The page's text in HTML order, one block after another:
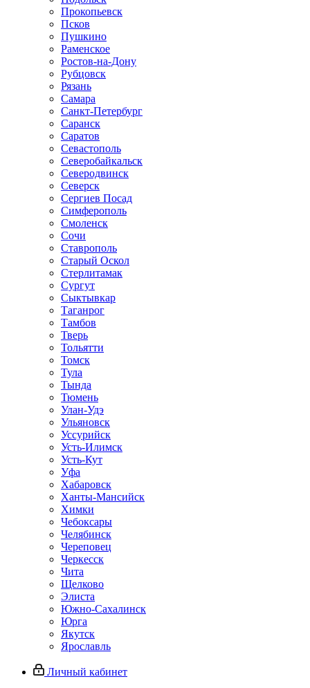
Прокопьевск
Псков
Пушкино
Раменское
Ростов-на-Дону
Рубцовск
Рязань
Самара
Санкт-Петербург
Саранск
Саратов
Севастополь
Северобайкальск
Северодвинск
Северск
Сергиев Посад
Симферополь
Смоленск
Сочи
Ставрополь
Старый Оскол
Стерлитамак
Сургут
Сыктывкар
Таганрог
Тамбов
Тверь
Тольятти
Томск
Тула
Тында
Тюмень
Улан-Удэ
Ульяновск
Уссурийск
Усть-Илимск
Усть-Кут
Уфа
Хабаровск
Ханты-Мансийск
Химки
Чебоксары
Челябинск
Череповец
Черкесск
Чита
Щелково
Элиста
Южно-Сахалинск
Юрга
Якутск
Ярославль
Личный кабинет